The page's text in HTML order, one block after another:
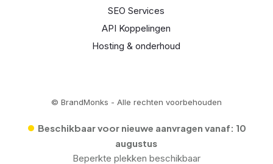
SEO Services
API Koppelingen
Hosting & onderhoud
© BrandMonks - Alle rechten voorbehouden
• Beschikbaar voor nieuwe aanvragen vanaf: 10
augustus
Beperkte plekken beschikbaar